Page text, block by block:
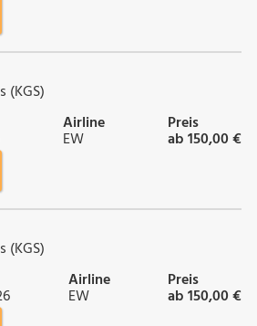
(KGS)
Airline
EW
Preis
ab 150,00 €
(KGS)
Airline
EW
Preis
ab 150,00 €